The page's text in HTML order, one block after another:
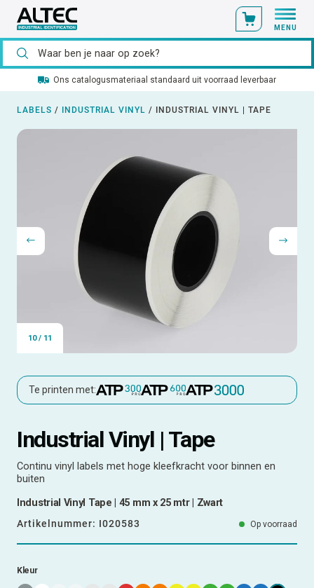
MENU
Ons catalogusmateriaal standaard uit voorraad leverbaar
LABELS / INDUSTRIAL VINYL / INDUSTRIAL VINYL | TAPE
10/ 11
Te printen met:
Industrial Vinyl | Tape
Continu vinyl labels met hoge kleefkracht voor binnen en
buiten
Industrial Vinyl Tape | 45 mm x 25 mtr | Zwart
Artikelnummer: I020583 Op voorraad
Kleur